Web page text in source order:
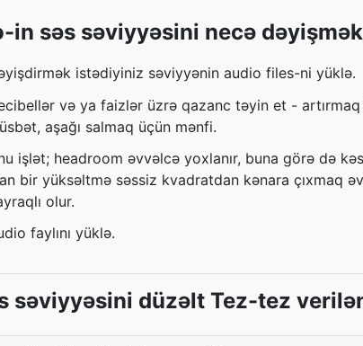
in səs səviyyəsini necə
istədiyiniz səviyyənin audio files-ni yüklə.
və ya faizlər üzrə qazanc təyin et -
aşağı salmaq üçün mənfi.
işlət; headroom əvvəlcə yoxlanır, buna görə də
bir yüksəltmə səssiz kvadratdan kənara çıxmaq
olur.
faylını yüklə.
səviyyəsini düzəlt Tez-tez